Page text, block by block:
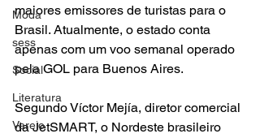
Moda
sess
Social
Literatura
Varejo
maiores emissores de turistas para o
Brasil. Atualmente, o estado conta
apenas com um voo semanal operado
pela GOL para Buenos Aires.
Segundo Víctor Mejía, diretor comercial
da JetSMART, o Nordeste brasileiro